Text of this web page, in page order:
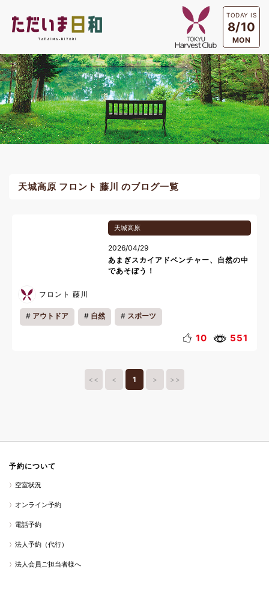
TODAY IS
8/10
MON
天城高原 フロント 藤川 のブログ一覧
天城高原
2026/04/29
あまぎスカイアドベンチャー、自然の中
であそぼう！
フロント 藤川
アウトドア 自然 スポーツ
10 551
<< < 1 > >>
予約について
空室状況
オンライン予約
電話予約
法人予約（代行）
法人会員ご担当者様へ